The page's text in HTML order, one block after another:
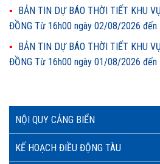
NỘI QUY CẢNG BIỂN
KẾ HOẠCH ĐIỀU ĐỘNG TÀU
BẢN TIN DỰ BÁO THỜI TIẾT KHU
ĐỒNG Từ 16h00 ngày 02/08/2026
BẢN TIN DỰ BÁO THỜI TIẾT KHU
ĐỒNG Từ 16h00 ngày 01/08/2026